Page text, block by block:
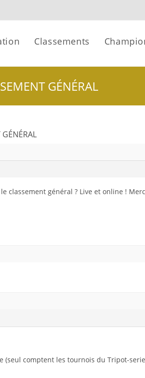
Classements
GÉNÉRAL
GÉNÉRAL
classement général ? Live et online !
(seul comptent les tournois du Tripot-